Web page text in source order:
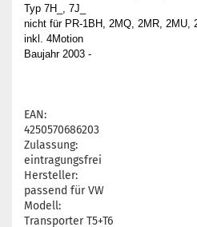
Typ 7H_, 7J_
nicht für PR-1BH, 2MQ, 2MR, 2MU,
inkl. 4Motion
Baujahr 2003 -
EAN:
4250570686203
Zulassung:
eintragungsfrei
Hersteller:
passend für VW
Modell:
Transporter T5+T6